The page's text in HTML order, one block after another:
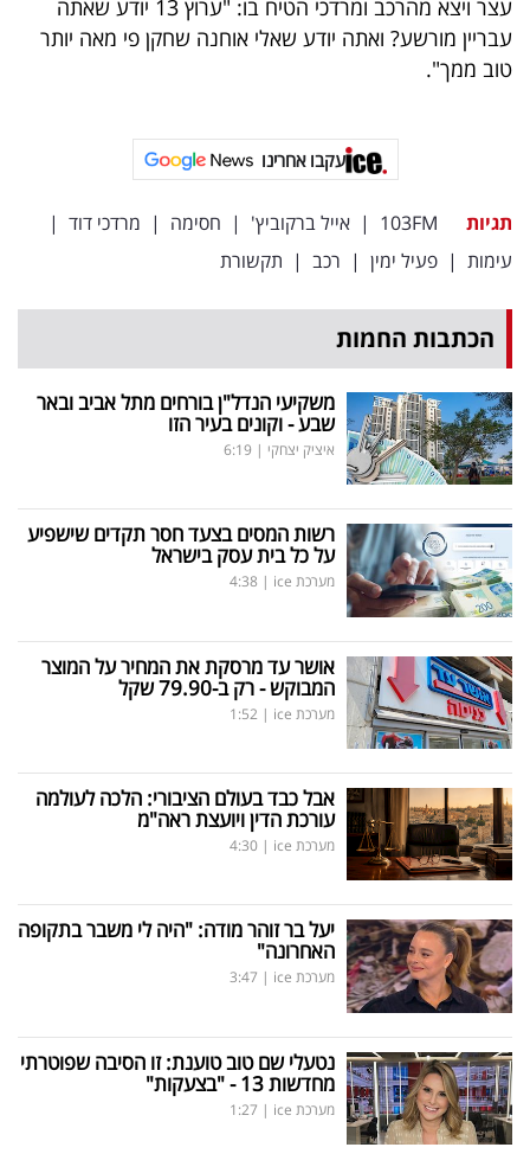
עצר ויצא מהרכב ומרדכי הטיח בו: "ערוץ 13 יודע שאתה
עבריין מורשע? ואתה יודע שאלי אוחנה שחקן פי מאה יותר
טוב ממך".
עקבו אחרינו
תגיות 103FM
| אייל ברקוביץ' | חסימה | מרדכי דוד |
עימות | פעיל ימין | רכב | תקשורת
הכתבות החמות
משקיעי הנדל"ן בורחים מתל אביב ובאר
שבע - וקונים בעיר הזו
איציק יצחקי |
6:19
רשות המסים בצעד חסר תקדים שישפיע
על כל בית עסק בישראל
מערכת ice |
4:38
אושר עד מרסקת את המחיר על המוצר
המבוקש - רק ב-79.90 שקל
מערכת ice |
1:52
אבל כבד בעולם הציבורי: הלכה לעולמה
עורכת הדין ויועצת ראה"מ
מערכת ice |
4:30
יעל בר זוהר מודה: "היה לי משבר בתקופה
האחרונה"
מערכת ice |
3:47
נטעלי שם טוב טוענת: זו הסיבה שפוטרתי
מחדשות 13 - "בצעקות"
מערכת ice |
1:27